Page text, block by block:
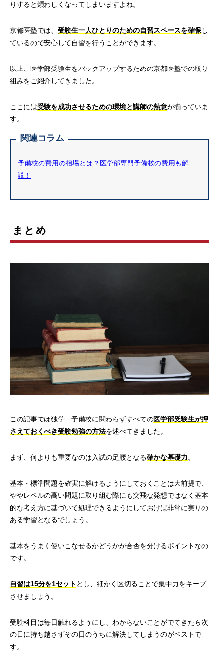
りすると煩わしくなってしまいますよね。
京都医塾では、 受験生一人ひとりのための自習スペースを確保し
ているので安心して自習を行うことができます。
以上、医学部受験生をバックアップするための京都医塾での取り
組みをご紹介してきました。
ここには受験を成功させるための環境と講師の熱意が揃っていま
す。
関連コラム
予備校の費用の相場とは？医学部専門予備校の費用も解
説！
まとめ
この記事では独学・予備校に関わらずすべての医学部受験生が押
さえておくべき受験勉強の方法を述べてきました。
まず、何よりも重要なのは入試の足腰となる確かな基礎力。
基本・標準問題を確実に解けるようにしておくことは大前提で、
ややレベルの高い問題に取り組む際にも突飛な発想ではなく基本
的な考え方に基づいて処理できるようにしておけば非常に実りの
ある学習となるでしょう。
基本をうまく使いこなせるかどうかが合否を分けるポイントなの
です。
自習は15分を1セット とし、細かく区切ることで集中力をキープ
させましょう。
受験科目は毎日触れるようにし、わからないことがでてきたら次
の日に持ち越さずその日のうちに解決してしまうのがベストで
す。